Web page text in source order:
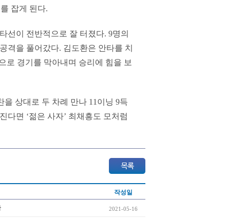
잡게 된다.
선이 전반적으로 잘 터졌다. 9명의
격을 풀어갔다. 김도환은 안타를 치
로 경기를 막아내며 승리에 힘을 보
상대로 두 차례 만나 11이닝 9득
다면 ‘젊은 사자’ 최채흥도 모처럼
작성일
2021-05-16